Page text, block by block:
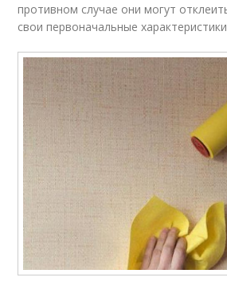
противном случае они могут
свои первоначальные